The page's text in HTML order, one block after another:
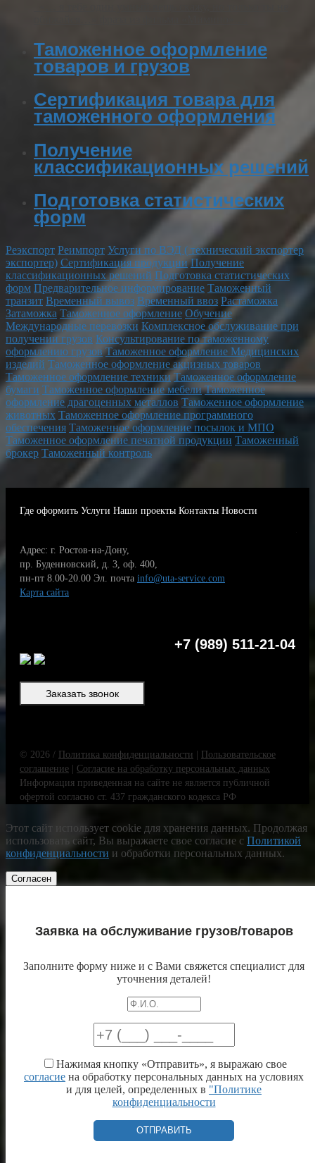
Таможенное оформление
товаров и грузов
Сертификация товара для
таможенного оформления
Получение
классификационных решений
Подготовка статистических
форм
Реэкспорт Реимпорт Услуги по ВЭД ( технический экспортер
экспортер) Сертификация продукции Получение
классификационных решений Подготовка статистических
форм Предварительное информирование Таможенный
транзит Временный вывоз Временный ввоз Растаможка
Затаможка Таможенное оформление Обучение
Международные перевозки Комплексное обслуживание при
получении грузов Консультирование по таможенному
оформлению грузов Таможенное оформление Медицинских
изделий Таможенное оформление акцизных товаров
Таможенное оформление техники Таможенное оформление
бумаги Таможенное оформление мебели Таможенное
оформление драгоценных металлов Таможенное оформление
животных Таможенное оформление программного
обеспечения Таможенное оформление посылок и МПО
Таможенное оформление печатной продукции Таможенный
брокер Таможенный контроль
Где оформить Услуги Наши проекты Контакты Новости
Адрес: г. Ростов-на-Дону,
пр. Буденновский, д. 3, оф. 400,
пн-пт 8.00-20.00 Эл. почта info@uta-service.com
Карта сайта
+7 (989) 511-21-04
Заказать звонок
© 2026 / Политика конфиденциальности | Пользовательское
соглашение | Согласие на обработку персональных данных
Информация приведенная на сайте не является публичной
офертой согласно ст. 437 гражданского кодекса РФ
Этот сайт использует cookie для хранения данных. Продолжая
использовать сайт, Вы выражаете свое согласие с Политикой
конфиденциальности и обработки персональных данных.
Согласен
Заявка на обслуживание грузов/товаров
Заполните форму ниже и с Вами свяжется специалист для
уточнения деталей!
Нажимая кнопку «Отправить», я выражаю свое
согласие на обработку персональных данных на условиях
и для целей, определенных в "Политике
конфиденциальности